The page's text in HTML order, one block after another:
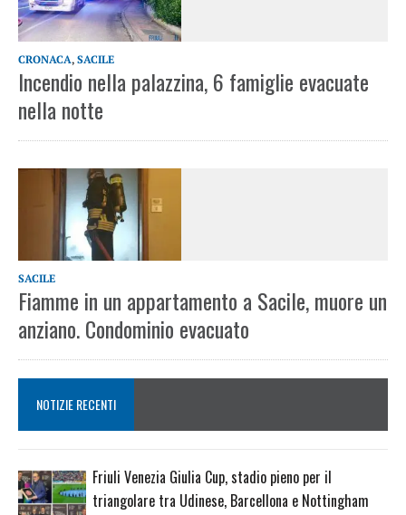
CRONACA, SACILE
Incendio nella palazzina, 6 famiglie evacuate
nella notte
SACILE
Fiamme in un appartamento a Sacile, muore un
anziano. Condominio evacuato
NOTIZIE RECENTI
Friuli Venezia Giulia Cup, stadio pieno per il
triangolare tra Udinese, Barcellona e Nottingham